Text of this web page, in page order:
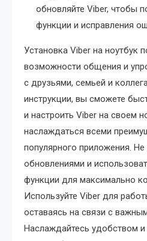
обновляйте Viber, чтобы
функции и исправления
Установка Viber на ноутбук
возможности общения и
с друзьями, семьей и
инструкции, вы сможете
и настроить Viber на своем
наслаждаться всеми
популярного приложения.
обновлениями и
функции для максимально
Используйте Viber для
оставаясь на связи с
Наслаждайтесь удобством